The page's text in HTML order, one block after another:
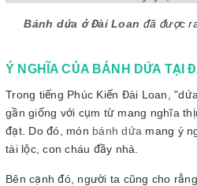
Bánh dứa ở Đài Loan đã được
Ý NGHĨA CỦA BÁNH DỨA TẠI
Trong tiếng Phúc Kiến Đài Loan,
gần giống với cụm từ mang nghĩa
đạt. Do đó, món bánh dứa mang ý
tài lộc, con cháu đầy nhà.
Bên cạnh đó, người ta cũng cho